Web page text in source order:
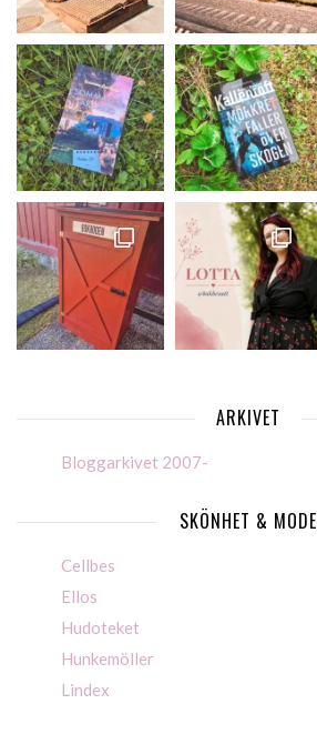
ARKIVET
Bloggarkivet 2007-
SKÖNHET & MODE
Cellbes
Ellos
Hudoteket
Hunkemöller
Lindex